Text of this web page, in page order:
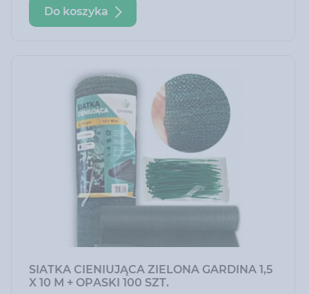
Do koszyka
SIATKA CIENIUJĄCA ZIELONA GARDINA 1,5
X 10 M + OPASKI 100 SZT.